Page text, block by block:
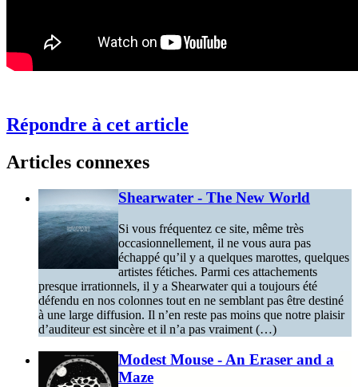
Répondre à cet article
Articles connexes
Shearwater - The New World
Si vous fréquentez ce site, même très
occasionnellement, il ne vous aura pas
échappé qu’il y a quelques marottes, quelques
artistes fétiches. Parmi ces attachements
presque irrationnels, il y a Shearwater qui a toujours été
défendu en nos colonnes tout en ne semblant pas être destiné
à une large diffusion. Il n’en reste pas moins que notre plaisir
d’auditeur est sincère et il n’a pas vraiment (…)
Modest Mouse - An Eraser and a
Maze